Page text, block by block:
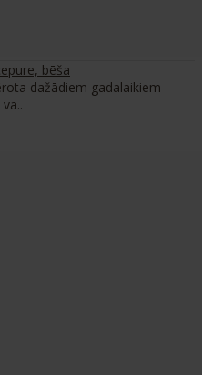
bēša
dažādiem gadalaikiem